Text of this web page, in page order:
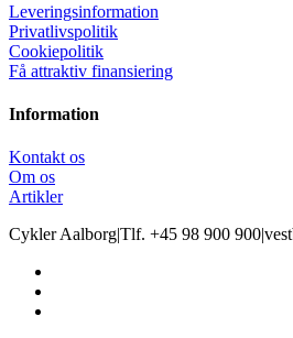
Leveringsinformation
Privatlivspolitik
Cookiepolitik
Få attraktiv finansiering
Information
Kontakt os
Om os
Artikler
Cykler Aalborg|Tlf. +45 98 900 900|